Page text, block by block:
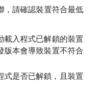
，請確認裝置符合最低
載入程式已解鎖的裝置
版本會導致裝置不符合
式是否已解鎖，且裝置